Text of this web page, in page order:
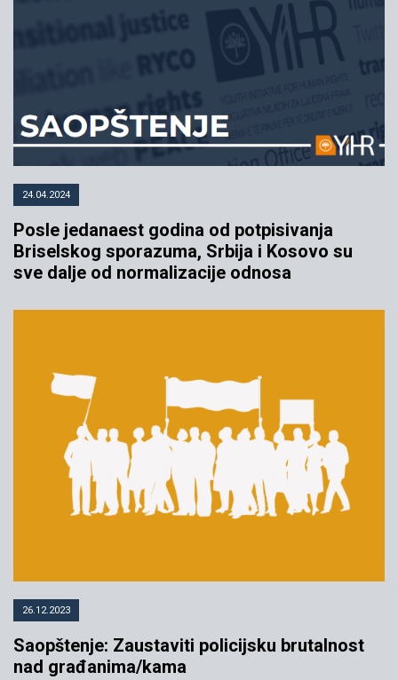
24.04.2024
Posle jedanaest godina od potpisivanja
Briselskog sporazuma, Srbija i Kosovo su
sve dalje od normalizacije odnosa
26.12.2023
Saopštenje: Zaustaviti policijsku brutalnost
nad građanima/kama